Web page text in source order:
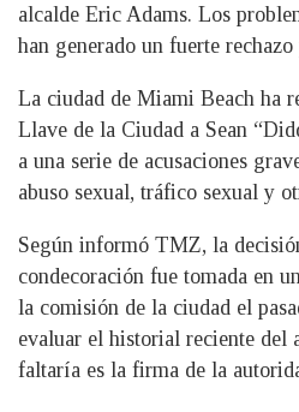
alcalde Eric Adams. Los
han generado un fuerte
La ciudad de Miami Beach ha
Llave de la Ciudad a Sean
a una serie de acusaciones
abuso sexual, tráfico sexual y
Según informó TMZ, la
condecoración fue tomada en
la comisión de la ciudad el
evaluar el historial reciente del
faltaría es la firma de la